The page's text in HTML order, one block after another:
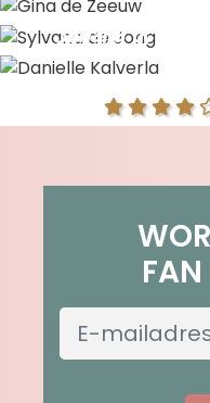
Sylvana de Jong
FAN